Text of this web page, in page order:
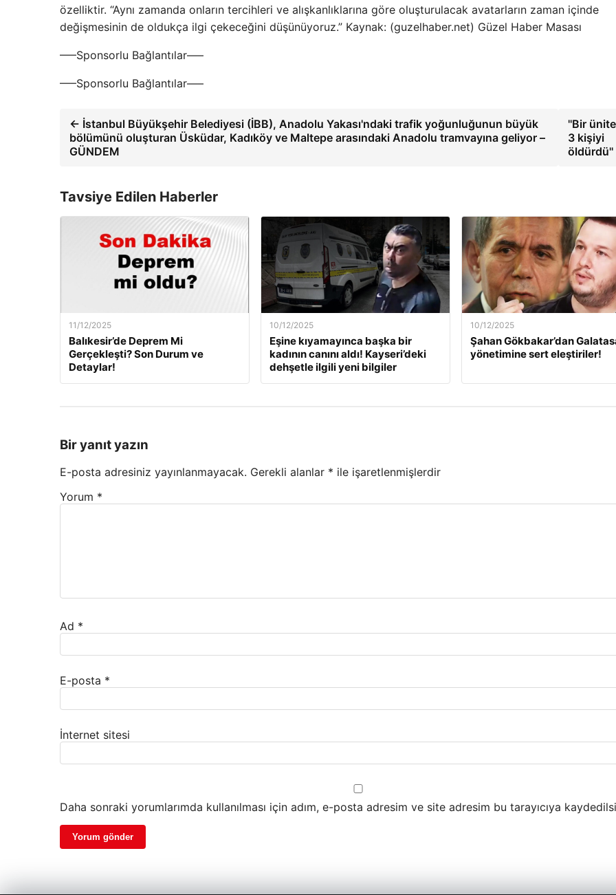
özelliktir. “Aynı zamanda onların tercihleri ​​ve alışkanlıklarına göre oluşturulacak avatarların zaman içinde
değişmesinin de oldukça ilgi çekeceğini düşünüyoruz.” Kaynak: (guzelhaber.net) Güzel Haber Masası
—–Sponsorlu Bağlantılar—–
—–Sponsorlu Bağlantılar—–
← İstanbul Büyükşehir Belediyesi (İBB), Anadolu Yakası'ndaki trafik yoğunluğunun büyük
bölümünü oluşturan Üsküdar, Kadıköy ve Maltepe arasındaki Anadolu tramvayına geliyor –
GÜNDEM
''Bir
3 kişiyi
Tavsiye Edilen Haberler
11/12/2025
Balıkesir’de Deprem Mi
Gerçekleşti? Son Durum ve
Detaylar!
10/12/2025
Eşine kıyamayınca başka bir
kadının canını aldı! Kayseri’deki
dehşetle ilgili yeni bilgiler
10/12/2025
Şahan Gökbakar’dan
yönetimine sert eleştiriler!
Bir yanıt yazın
E-posta adresiniz yayınlanmayacak. Gerekli alanlar * ile işaretlenmişlerdir
Yorum *
Ad *
E-posta *
İnternet sitesi
Daha sonraki yorumlarımda kullanılması için adım, e-posta adresim ve site adresim bu tarayıcıya